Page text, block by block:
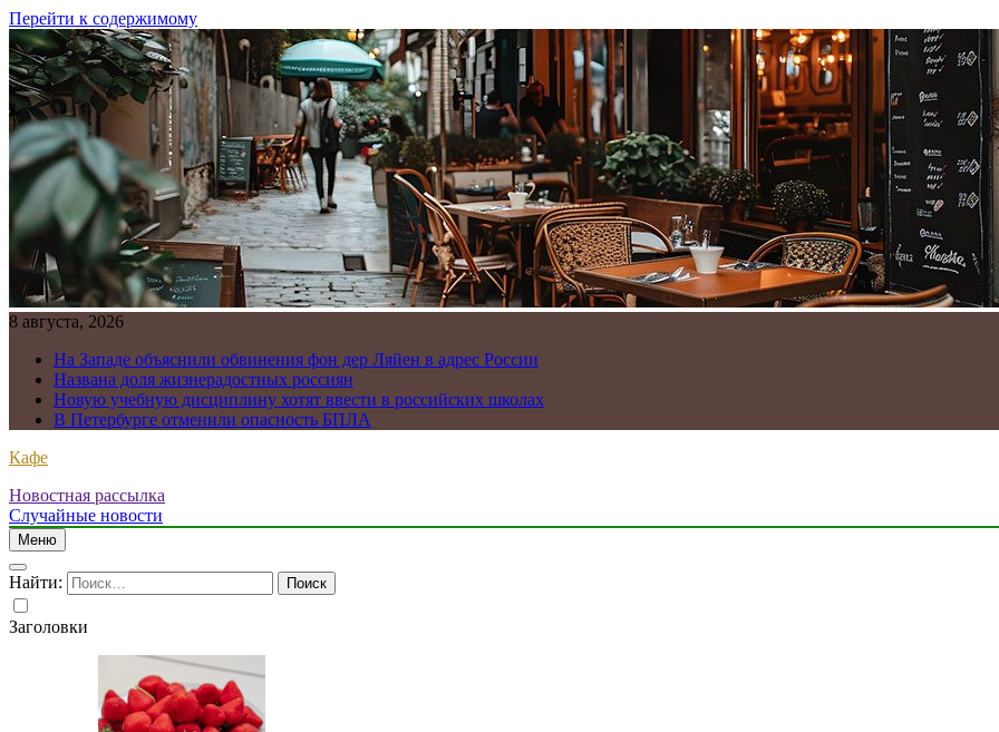
Перейти к содержимому
8 августа, 2026
На Западе объяснили обвинения фон дер Ляйен в адрес России
Названа доля жизнерадостных россиян
Новую учебную дисциплину хотят ввести в российских школах
В Петербурге отменили опасность БПЛА
Кафе
Новостная рассылка
Случайные новости
Меню
Найти:
Заголовки